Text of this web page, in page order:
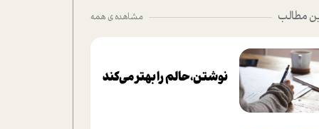
مطالب مشاهده ی همه
نوشتن، حالم را بهتر می‌کند